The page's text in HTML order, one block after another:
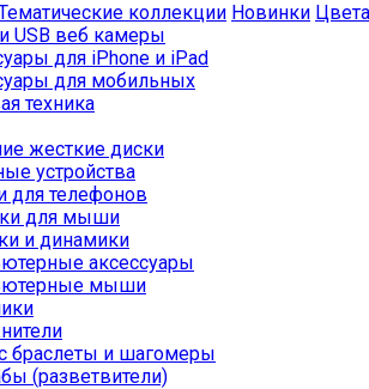
коллекции Новинки Цвета
USB веб камеры
для iPhone и iPad
для мобильных
техника
жесткие диски
устройства
для телефонов
для мыши
и динамики
аксессуары
мыши
браслеты и шагомеры
(разветвители)